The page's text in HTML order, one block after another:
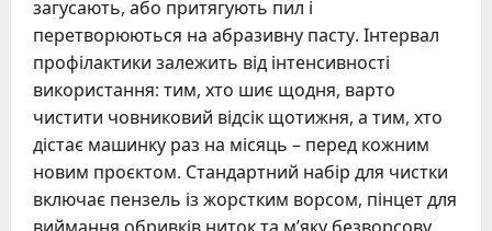
загусають, або притягують пил і
перетворюються на абразивну пасту. Інтервал
профілактики залежить від інтенсивності
використання: тим, хто шиє щодня, варто
чистити човниковий відсік щотижня, а тим, хто
дістає машинку раз на місяць – перед кожним
новим проєктом. Стандартний набір для чистки
включає пензель із жорстким ворсом, пінцет для